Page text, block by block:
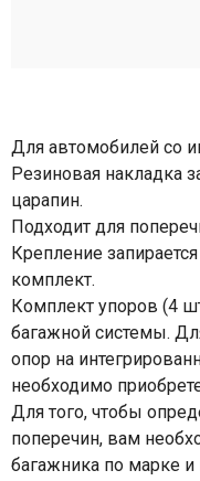
Для автомобилей со
Резиновая накладка
царапин.
Подходит для
Крепление
комплект.
Комплект упоров (4
багажной системы.
опор на
необходимо
Для того, чтобы
поперечин, вам
багажника по марке